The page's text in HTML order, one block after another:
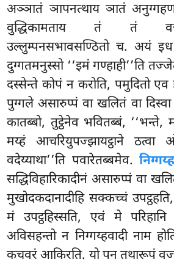
अञ्ञातं ञापनत्थाय ञातं
वुद्धिकामताय तं तं
उल्लुम्पनसभावसण्ठितो च. अयं इध
दुग्गतमनुस्सो ‘‘इमं गण्हाही’’ति
दस्सेन्ते कोपं न करोति, पमुदितो
पुग्गले असारुप्पं वा खलितं वा
कातब्बो, तुट्ठेनेव भवितब्बं,
मय्हं आचरियुपज्झायट्ठाने ठत्वा
वदेय्याथा’’ति पवारेतब्बमेव.
सद्धिविहारिकादीनं असारुप्पं वा
मुखोदकदानादीहि सक्कच्चं
मं उपट्ठहिस्सति, एवं मे परिहानि
अविसहन्तो न निग्गय्हवादी नाम
कचवरं आकिरति. यो पन तथारूपं